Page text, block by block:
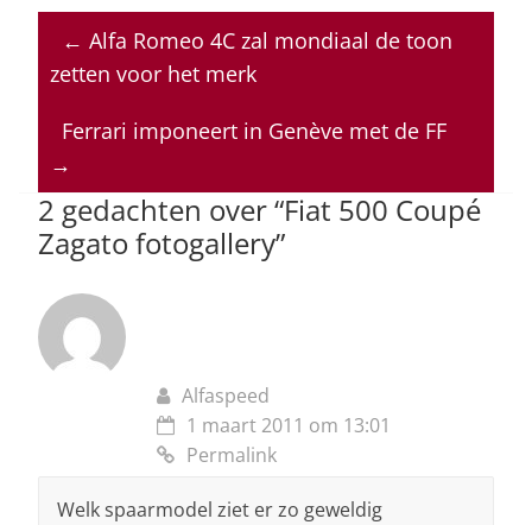
at
s
p
p
c
e
o
o
k
k
e
n
re
a
s
ai
l
← Alfa Romeo 4C zal mondiaal de toon
zetten voor het merk
Ferrari imponeert in Genève met de FF
→
2 gedachten over “Fiat 500 Coupé
Zagato fotogallery”
Alfaspeed
1 maart 2011 om 13:01
Permalink
Welk spaarmodel ziet er zo geweldig